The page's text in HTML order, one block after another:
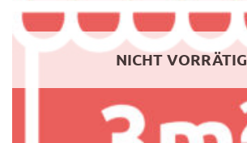
NICHT VORRÄTIG